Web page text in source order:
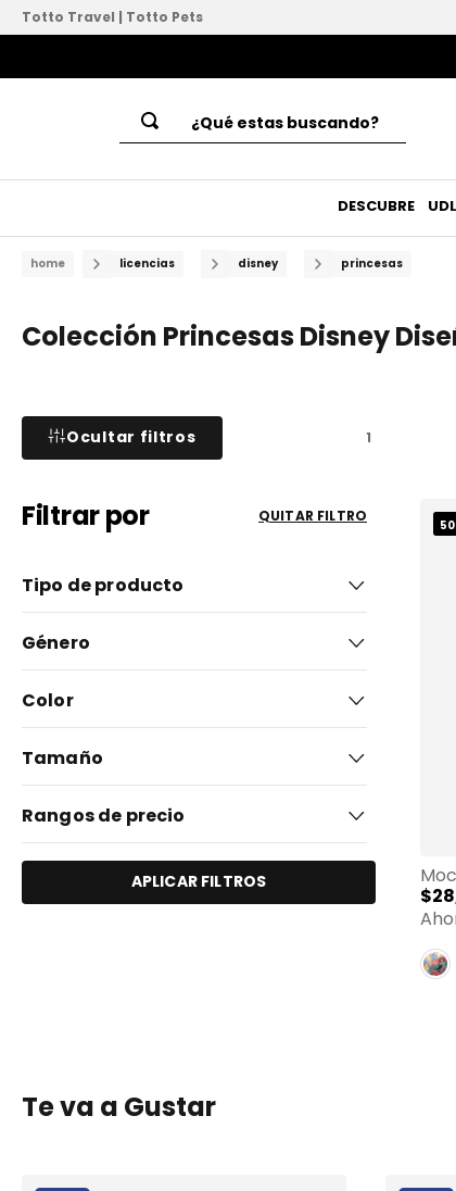
Totto Travel | Totto Pets
¿Qué estas buscando?
DESCUBRE
licencias disney princesas
Colección Princesas Disney
Ocultar filtros 1
Filtrar por QUITAR FILTRO
Tipo de producto
Mochilas (1)
Género
Niña (1)
Color
Tamaño
Grande (1)
Rangos de precio
APLICAR FILTROS
$28
Te va a Gustar
2.
lonchera
cartucheras
5 .
totto
7.
8.
mochila ruedas